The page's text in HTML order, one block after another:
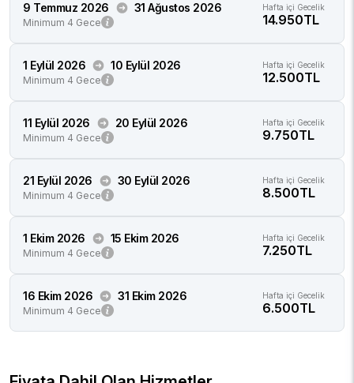
9 Temmuz 2026 31 Ağustos 2026
Minimum 4 Gece
Hafta içi Gecelik
14.950TL
1 Eylül 2026 10 Eylül 2026
Minimum 4 Gece
Hafta içi Gecelik
12.500TL
11 Eylül 2026 20 Eylül 2026
Minimum 4 Gece
Hafta içi Gecelik
9.750TL
21 Eylül 2026 30 Eylül 2026
Minimum 4 Gece
Hafta içi Gecelik
8.500TL
1 Ekim 2026 15 Ekim 2026
Minimum 4 Gece
Hafta içi Gecelik
7.250TL
16 Ekim 2026 31 Ekim 2026
Minimum 4 Gece
Hafta içi Gecelik
6.500TL